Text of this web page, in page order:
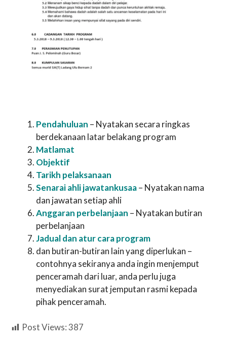
Pendahuluan – Nyatakan secara ringkas
berdekanaan latar belakang program
Matlamat
Objektif
Tarikh pelaksanaan
Senarai ahli jawatankusaa– Nyatakan nama
dan jawatan setiap ahli
Anggaran perbelanjaan – Nyatakan butiran
perbelanjaan
Jadual dan atur cara program
dan butiran-butiran lain yang diperlukan –
contohnya sekiranya anda ingin menjemput
penceramah dari luar, anda perlu juga
menyediakan surat jemputan rasmi kepada
pihak penceramah.
Post Views:387